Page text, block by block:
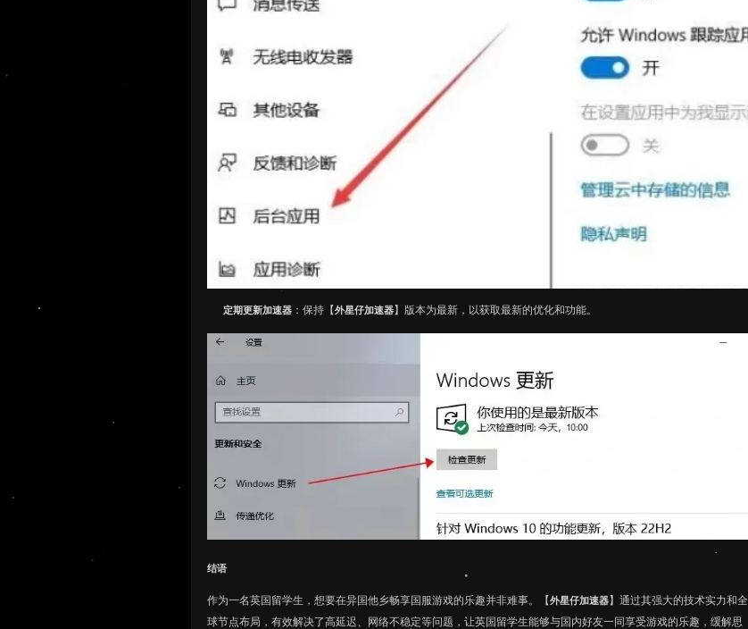
定期更新加速器 ：保持【外星仔加速器】版本为最新，以获取最新的优化和功能。
结语
作为一名英国留学生，想要在异国他乡畅享国服游戏的乐趣并非难事。【外星仔加速器】通过其强大的技术实力和全
球节点布局，有效解决了高延迟、网络不稳定等问题，让英国留学生能够与国内好友一同享受游戏的乐趣，缓解思